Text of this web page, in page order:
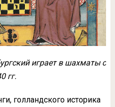
играет в шахматы с
гг.
голландского историка